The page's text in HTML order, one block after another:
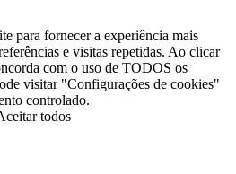
para fornecer a experiência mais
e visitas repetidas. Ao clicar
com o uso de TODOS os
visitar "Configurações de cookies"
controlado.
todos